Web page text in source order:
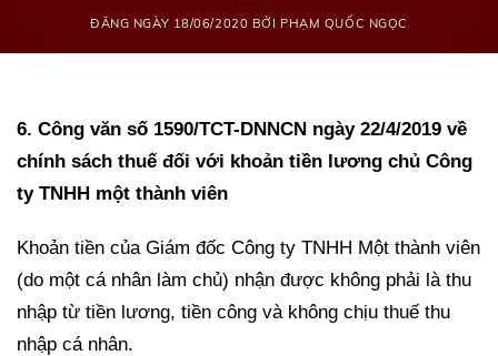
ĐĂNG NGÀY 18/06/2020 BỞI PHẠM QUỐC NGỌC
6. Công văn số 1590/TCT-DNNCN ngày 22/4/2019 về
chính sách thuế đối với khoản tiền lương chủ Công
ty TNHH một thành viên
Khoản tiền của Giám đốc Công ty TNHH Một thành viên
(do một cá nhân làm chủ) nhận được không phải là thu
nhập từ tiền lương, tiền công và không chịu thuế thu
nhập cá nhân.